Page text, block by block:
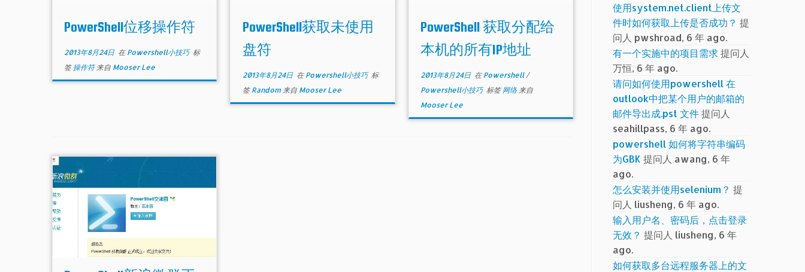
PowerShell位移操作符
2013年8月24日 在 Powershell小技巧 标
签操作符来自 Mooser Lee
PowerShell获取未使用
盘符
2013年8月24日在 Powershell小技巧 标
签Random 来自 Mooser Lee
PowerShell 获取分配给
本机的所有IP地址
2013年8月24日在 Powershell/
Powershell小技巧 标签网络 来自
Mooser Lee
使用system.net.client上传文
件时如何获取上传是否成功？ 提
问人 pwshroad, 6 年 ago.
有一个实施中的项目需求提问人
万恒, 6 年 ago.
请问如何使用powershell 在
outlook中把某个用户的邮箱的
邮件导出成.pst 文件提问人
seahillpass, 6 年 ago.
powershell 如何将字符串编码
为GBK 提问人 awang, 6 年
ago.
怎么安装并使用selenium？ 提
问人 liusheng, 6 年 ago.
输入用户名、密码后，点击登录
无效？ 提问人 liusheng, 6 年
ago.
如何获取多台远程服务器上的文